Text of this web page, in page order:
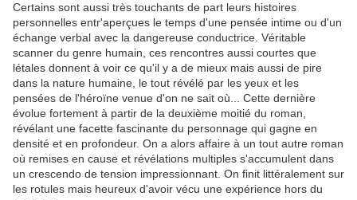
Certains sont aussi très touchants de part leurs histoires
personnelles entr'aperçues le temps d'une pensée intime ou d'un
échange verbal avec la dangereuse conductrice. Véritable
scanner du genre humain, ces rencontres aussi courtes que
létales donnent à voir ce qu'il y a de mieux mais aussi de pire
dans la nature humaine, le tout révélé par les yeux et les
pensées de l'héroïne venue d'on ne sait où... Cette dernière
évolue fortement à partir de la deuxième moitié du roman,
révélant une facette fascinante du personnage qui gagne en
densité et en profondeur. On a alors affaire à un tout autre roman
où remises en cause et révélations multiples s'accumulent dans
un crescendo de tension impressionnant. On finit littéralement sur
les rotules mais heureux d'avoir vécu une expérience hors du